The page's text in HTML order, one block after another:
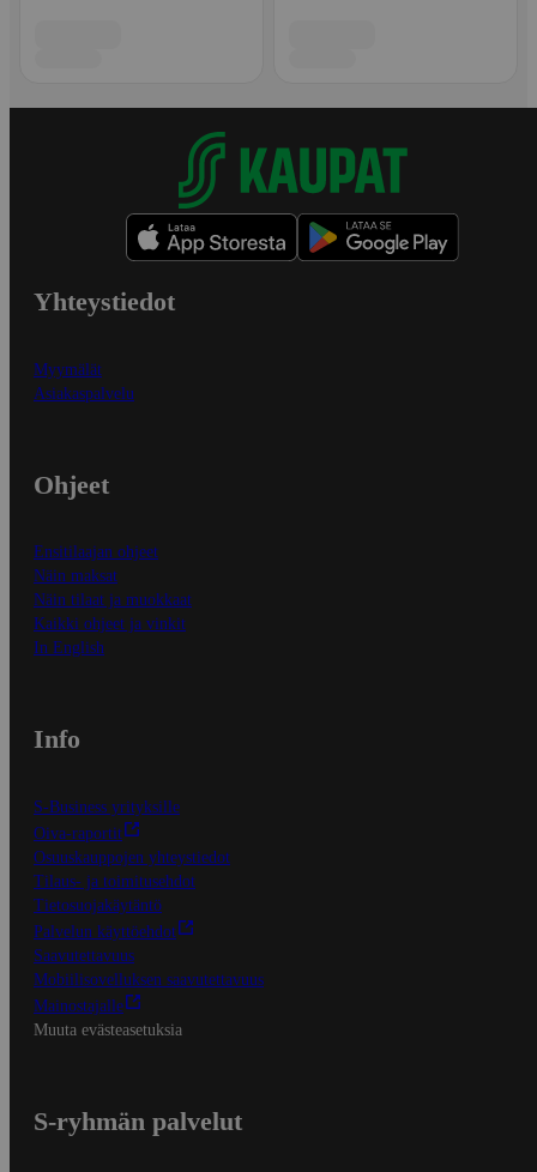
Yhteystiedot
Myymälät
Asiakaspalvelu
Ohjeet
Ensitilaajan ohjeet
Näin maksat
Näin tilaat ja muokkaat
Kaikki ohjeet ja vinkit
In English
Info
S-Business yrityksille
Oiva-raportit
Osuuskauppojen yhteystiedot
Tilaus- ja toimitusehdot
Tietosuojakäytäntö
Palvelun käyttöehdot
Saavutettavuus
Mobiilisovelluksen saavutettavuus
Mainostajalle
Muuta evästeasetuksia
S-ryhmän palvelut